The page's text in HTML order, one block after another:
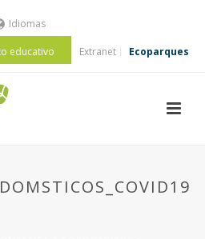
Idiomas
educativo Extranet Ecoparques